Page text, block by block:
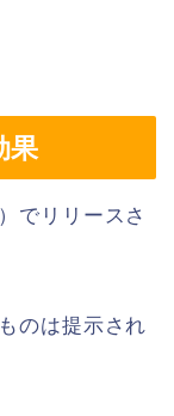
果
でリリースさ
のは提示され